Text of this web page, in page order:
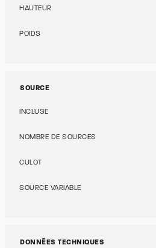
HAUTEUR
POIDS
SOURCE
INCLUSE
NOMBRE DE SOURCES
CULOT
SOURCE VARIABLE
DONNÉES TECHNIQUES